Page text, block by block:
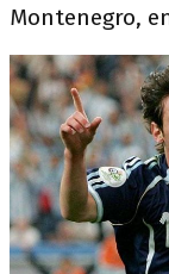
Montenegro,